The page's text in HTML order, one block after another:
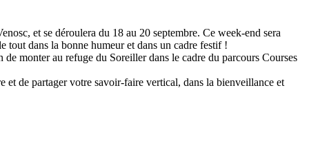
et se déroulera du 18 au 20 septembre. Ce week-end sera
tout dans la bonne humeur et dans un cadre festif !
monter au refuge du Soreiller dans le cadre du parcours Courses
et de partager votre savoir-faire vertical, dans la bienveillance et